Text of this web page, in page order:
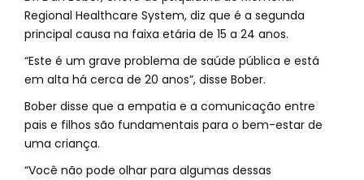
Regional Healthcare System, diz que é a segunda
principal causa na faixa etária de 15 a 24 anos.
“Este é um grave problema de saúde pública e está
em alta há cerca de 20 anos”, disse Bober.
Bober disse que a empatia e a comunicação entre
pais e filhos são fundamentais para o bem-estar de
uma criança.
“Você não pode olhar para algumas dessas